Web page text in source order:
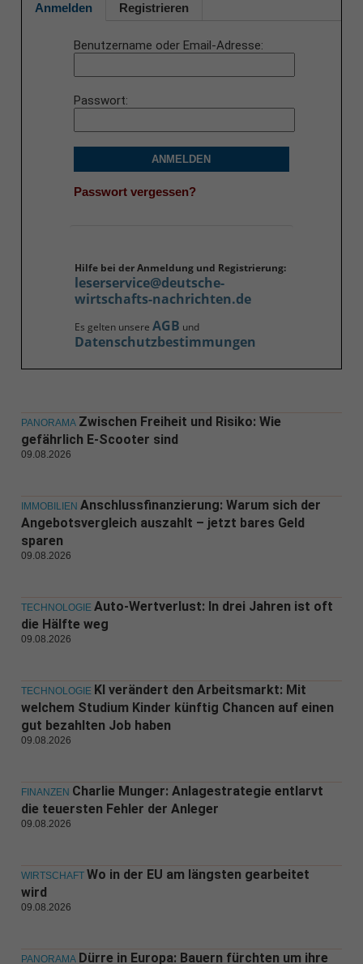
Anmelden Registrieren
Benutzername oder Email-Adresse
Passwort
ANMELDEN
Passwort vergessen?
Hilfe bei der Anmeldung und Registrierung:
leserservice@deutsche-
wirtschafts-nachrichten.de
Es gelten unsere AGB und
Datenschutzbestimmungen
PANORAMA Zwischen Freiheit und Risiko: Wie
gefährlich E-Scooter sind
09.08.2026
IMMOBILIEN Anschlussfinanzierung: Warum sich der
Angebotsvergleich auszahlt – jetzt bares Geld
sparen
09.08.2026
TECHNOLOGIE Auto-Wertverlust: In drei Jahren ist oft
die Hälfte weg
09.08.2026
TECHNOLOGIE KI verändert den Arbeitsmarkt: Mit
welchem Studium Kinder künftig Chancen auf einen
gut bezahlten Job haben
09.08.2026
FINANZEN Charlie Munger: Anlagestrategie entlarvt
die teuersten Fehler der Anleger
09.08.2026
WIRTSCHAFT Wo in der EU am längsten gearbeitet
wird
09.08.2026
PANORAMA Dürre in Europa: Bauern fürchten um ihre